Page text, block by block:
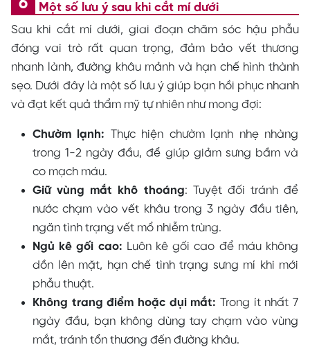
Một số lưu ý sau khi cắt mí dưới
Sau khi cắt mí dưới, giai đoạn chăm sóc hậu phẫu
đóng vai trò rất quan trọng, đảm bảo vết thương
nhanh lành, đường khâu mảnh và hạn chế hình thành
sẹo. Dưới đây là một số lưu ý giúp bạn hồi phục nhanh
và đạt kết quả thẩm mỹ tự nhiên như mong đợi:
Chườm lạnh: Thực hiện chườm lạnh nhẹ nhàng
trong 1-2 ngày đầu, để giúp giảm sưng bầm và
co mạch máu.
Giữ vùng mắt khô thoáng: Tuyệt đối tránh để
nước chạm vào vết khâu trong 3 ngày đầu tiên,
ngăn tình trạng vết mổ nhiễm trùng.
Ngủ kê gối cao: Luôn kê gối cao để máu không
dồn lên mặt, hạn chế tình trạng sưng mí khi mới
phẫu thuật.
Không trang điểm hoặc dụi mắt: Trong ít nhất 7
ngày đầu, bạn không dùng tay chạm vào vùng
mắt, tránh tổn thương đến đường khâu.